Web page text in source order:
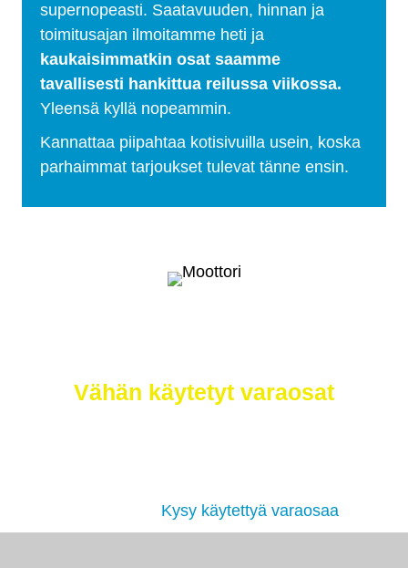
supernopeasti. Saatavuuden, hinnan ja
toimitusajan ilmoitamme heti ja
kaukaisimmatkin osat saamme
tavallisesti hankittua reilussa viikossa.
Yleensä kyllä nopeammin.
Kannattaa piipahtaa kotisivuilla usein, koska
parhaimmat tarjoukset tulevat tänne ensin.
Vähän käytetyt varaosat
Kysy käytettyä varaosaa